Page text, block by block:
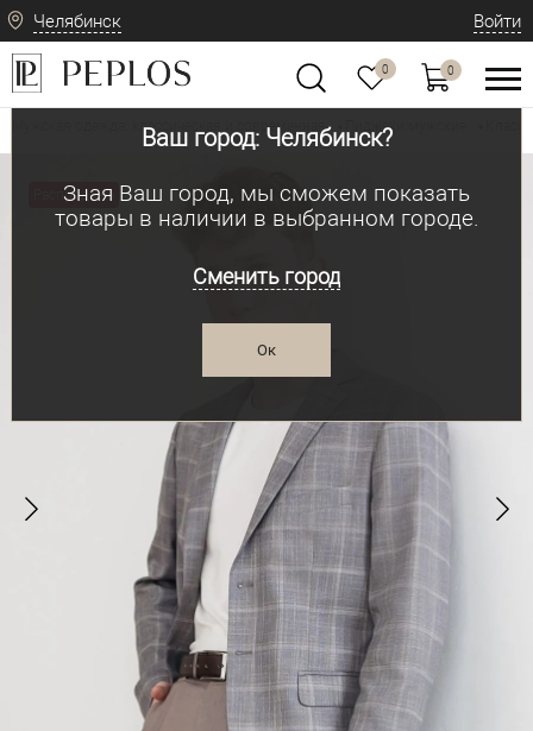
Челябинск
Ваш город: Челябинск?
Зная Ваш город, мы сможем показать
товары в наличии в выбранном городе.
Сменить город
Ок
Войти
0 0
Мужская одежда: классическая и современная Пиджаки мужские
Распродажа